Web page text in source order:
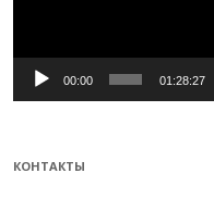
00:00 01:28:27
КОНТАКТЫ